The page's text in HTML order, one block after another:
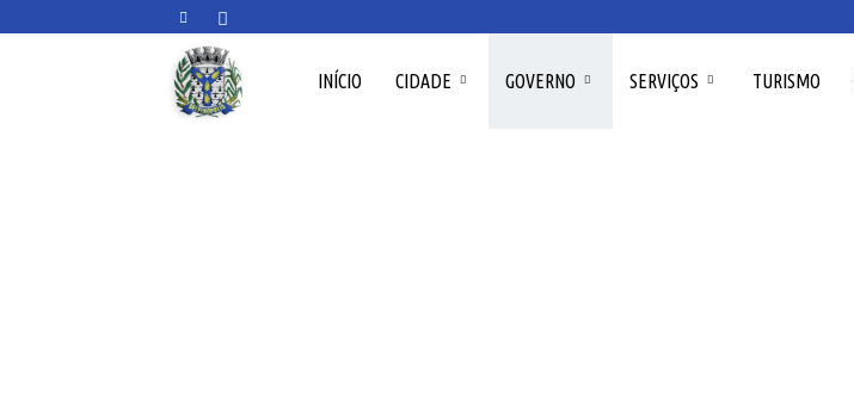
PrefeituraINÍCIO CIDADE GOVERNO SERVIÇOS TURISMO